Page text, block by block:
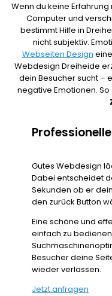
Wenn du keine
Computer und
bestimmt Hilfe in
nicht subjektiv.
Webseiten Design
Webdesign Dreiheide
dein Besucher sucht –
negative Emotionen.
Gutes Webdesign
Dabei entscheidet
Sekunden ob er
den zurück Button
Eine schöne und
einfach zu
Besucher deine
wieder verlassen.
Jetzt anfragen